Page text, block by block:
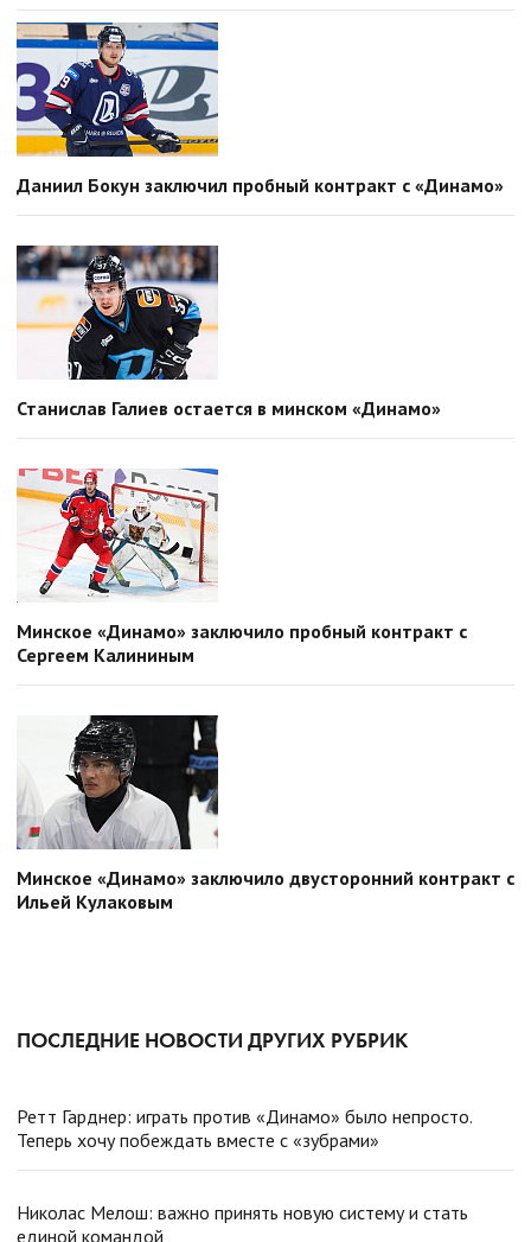
Даниил Бокун заключил пробный контракт с «Динамо»
Станислав Галиев остается в минском «Динамо»
Минское «Динамо» заключило пробный контракт с
Сергеем Калининым
Минское «Динамо» заключило двусторонний контракт с
Ильей Кулаковым
ПОСЛЕДНИЕ НОВОСТИ ДРУГИХ РУБРИК
Ретт Гарднер: играть против «Динамо» было непросто.
Теперь хочу побеждать вместе с «зубрами»
Николас Мелош: важно принять новую систему и стать
единой командой